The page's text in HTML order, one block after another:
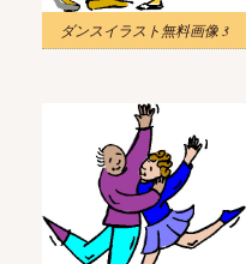
ダンスイラスト無料画像 3